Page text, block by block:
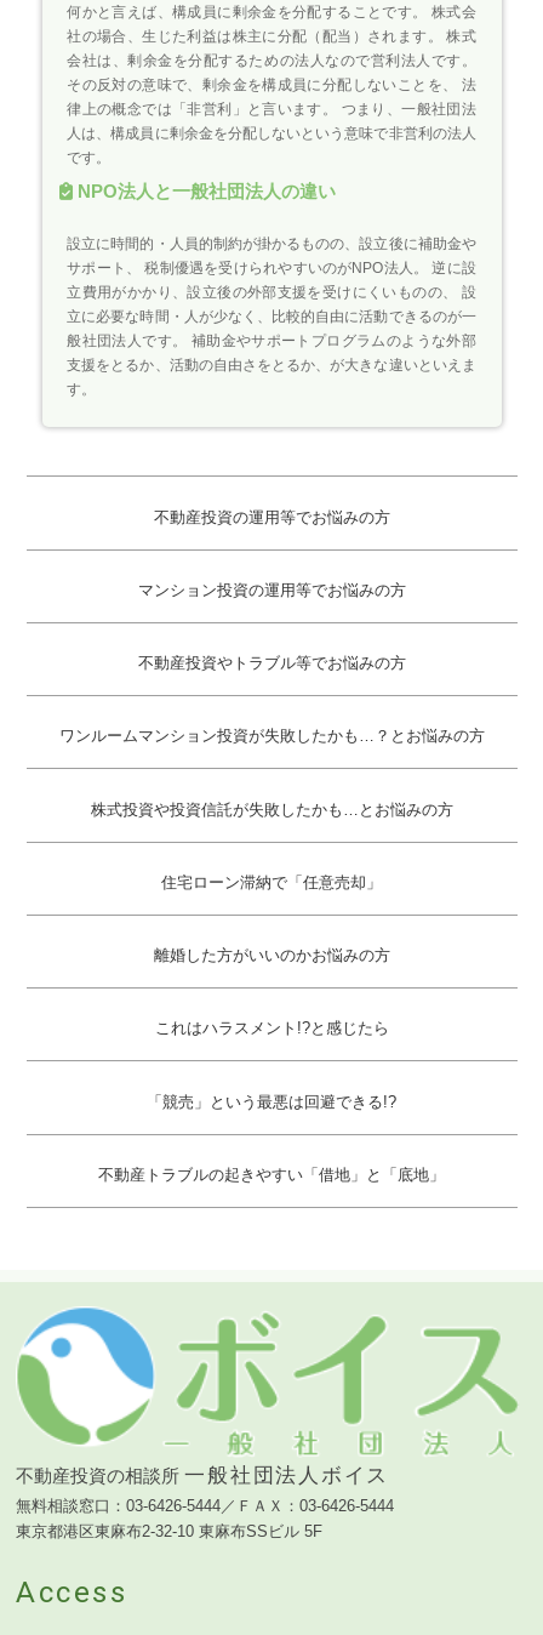
何かと言えば、構成員に剰余金を分配することです。 株式会
社の場合、生じた利益は株主に分配（配当）されます。 株式
会社は、剰余金を分配するための法人なので営利法人です。
その反対の意味で、剰余金を構成員に分配しないことを、 法
律上の概念では「非営利」と言います。 つまり、一般社団法
人は、構成員に剰余金を分配しないという意味で非営利の法人
です。
NPO法人と一般社団法人の違い
設立に時間的・人員的制約が掛かるものの、設立後に補助金や
サポート、 税制優遇を受けられやすいのがNPO法人。 逆に設
立費用がかかり、設立後の外部支援を受けにくいものの、 設
立に必要な時間・人が少なく、比較的自由に活動できるのが一
般社団法人です。 補助金やサポートプログラムのような外部
支援をとるか、活動の自由さをとるか、が大きな違いといえま
す。
不動産投資の運用等でお悩みの方
マンション投資の運用等でお悩みの方
不動産投資やトラブル等でお悩みの方
ワンルームマンション投資が失敗したかも…？とお悩みの方
株式投資や投資信託が失敗したかも…とお悩みの方
住宅ローン滞納で「任意売却」
離婚した方がいいのかお悩みの方
これはハラスメント!?と感じたら
「競売」という最悪は回避できる!?
不動産トラブルの起きやすい「借地」と「底地」
不動産投資の相談所一般社団法人ボイス
無料相談窓口：03-6426-5444／ＦＡＸ：03-6426-5444
東京都港区東麻布2-32-10 東麻布SSビル 5F
Access